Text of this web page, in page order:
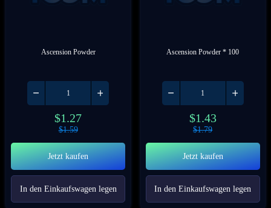
Ascension Powder
$1.27
$1.59
Jetzt kaufen
In den Einkaufswagen legen
Ascension Powder * 100
$1.43
$1.79
Jetzt kaufen
In den Einkaufswagen legen